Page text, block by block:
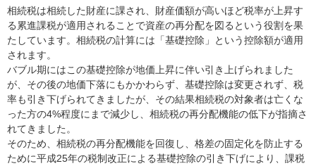
相続税は相続した財産に課され、財産価額が高いほど税率が上昇す
る累進課税が適用されることで資産の再分配を図るという役割を果
たしています。相続税の計算には「基礎控除」という控除額が適用
されます。
バブル期にはこの基礎控除が地価上昇に伴い引き上げられました
が、その後の地価下落にもかかわらず、基礎控除は変更されず、税
率も引き下げられてきましたが、その結果相続税の対象者は亡くな
った方の4%程度にまで減少し、相続税の再分配機能の低下が指摘さ
れてきました。
そのため、相続税の再分配機能を回復し、格差の固定化を防止する
ために平成25年の税制改正による基礎控除の引き下げにより、課税